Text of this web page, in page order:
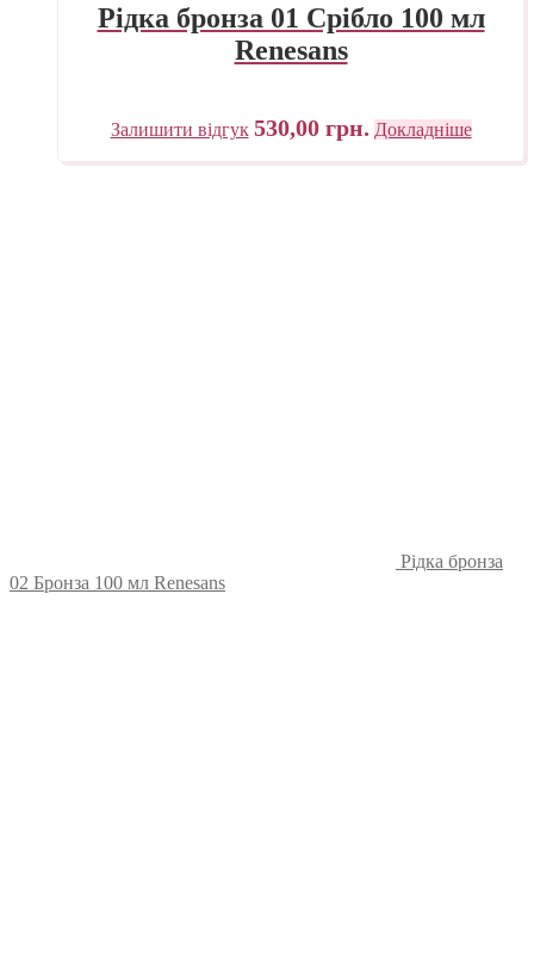
Рідка бронза 01 Срібло 100 мл
Renesans
Залишити відгук 530,00 грн. Докладніше
Рідка бронза
02 Бронза 100 мл Renesans